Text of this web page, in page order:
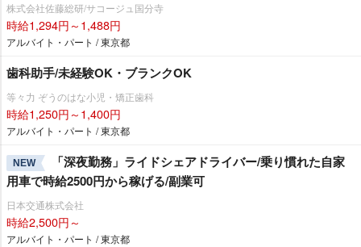
株式会社佐藤総研/サコージュ国分寺
時給1,294円～1,488円
アルバイト・パート / 東京都
歯科助手/未経験OK・ブランクOK
等々力 ぞうのはな小児・矯正歯科
時給1,250円～1,400円
アルバイト・パート / 東京都
NEW
「深夜勤務」ライドシェアドライバー/乗り慣れた自家
用車で時給2500円から稼げる/副業可
日本交通株式会社
時給2,500円～
アルバイト・パート / 東京都